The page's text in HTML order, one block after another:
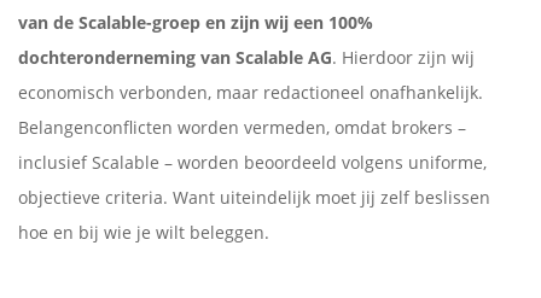
van de Scalable-groep en zijn wij een 100%
dochteronderneming van Scalable AG. Hierdoor zijn wij
economisch verbonden, maar redactioneel onafhankelijk.
Belangenconflicten worden vermeden, omdat brokers –
inclusief Scalable – worden beoordeeld volgens uniforme,
objectieve criteria. Want uiteindelijk moet jij zelf beslissen
hoe en bij wie je wilt beleggen.